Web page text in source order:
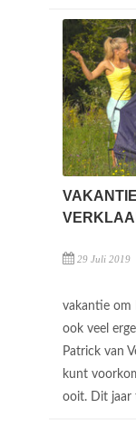
29 Juli 2019
vakantie om
ook veel
Patrick van
kunt
ooit. Dit jaar